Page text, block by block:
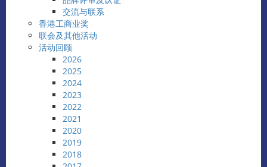
交流与联系
香港工商业奖
联会及其他活动
活动回顾
2026
2025
2024
2023
2022
2021
2020
2019
2018